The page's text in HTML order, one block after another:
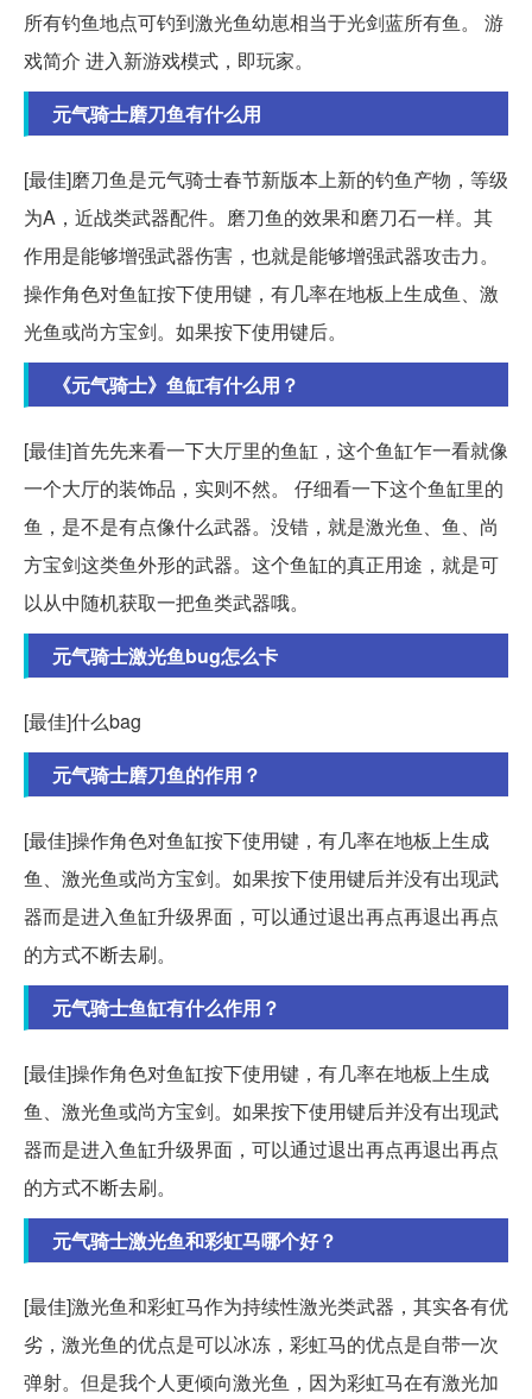
所有钓鱼地点可钓到激光鱼幼崽相当于光剑蓝所有鱼。 游
戏简介 进入新游戏模式，即玩家。
元气骑士磨刀鱼有什么用
[最佳]磨刀鱼是元气骑士春节新版本上新的钓鱼产物，等级
为A，近战类武器配件。磨刀鱼的效果和磨刀石一样。其
作用是能够增强武器伤害，也就是能够增强武器攻击力。
操作角色对鱼缸按下使用键，有几率在地板上生成鱼、激
光鱼或尚方宝剑。如果按下使用键后。
《元气骑士》鱼缸有什么用？
[最佳]首先先来看一下大厅里的鱼缸，这个鱼缸乍一看就像
一个大厅的装饰品，实则不然。 仔细看一下这个鱼缸里的
鱼，是不是有点像什么武器。没错，就是激光鱼、鱼、尚
方宝剑这类鱼外形的武器。这个鱼缸的真正用途，就是可
以从中随机获取一把鱼类武器哦。
元气骑士激光鱼bug怎么卡
[最佳]什么bag
元气骑士磨刀鱼的作用？
[最佳]操作角色对鱼缸按下使用键，有几率在地板上生成
鱼、激光鱼或尚方宝剑。如果按下使用键后并没有出现武
器而是进入鱼缸升级界面，可以通过退出再点再退出再点
的方式不断去刷。
元气骑士鱼缸有什么作用？
[最佳]操作角色对鱼缸按下使用键，有几率在地板上生成
鱼、激光鱼或尚方宝剑。如果按下使用键后并没有出现武
器而是进入鱼缸升级界面，可以通过退出再点再退出再点
的方式不断去刷。
元气骑士激光鱼和彩虹马哪个好？
[最佳]激光鱼和彩虹马作为持续性激光类武器，其实各有优
劣，激光鱼的优点是可以冰冻，彩虹马的优点是自带一次
弹射。但是我个人更倾向激光鱼，因为彩虹马在有激光加